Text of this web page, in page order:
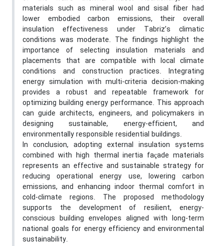
materials such as mineral wool and sisal fiber had
lower embodied carbon emissions, their overall
insulation effectiveness under Tabriz’s climatic
conditions was moderate. The findings highlight the
importance of selecting insulation materials and
placements that are compatible with local climate
conditions and construction practices. Integrating
energy simulation with multi-criteria decision-making
provides a robust and repeatable framework for
optimizing building energy performance. This approach
can guide architects, engineers, and policymakers in
designing sustainable, energy-efficient, and
environmentally responsible residential buildings.
In conclusion, adopting external insulation systems
combined with high thermal inertia façade materials
represents an effective and sustainable strategy for
reducing operational energy use, lowering carbon
emissions, and enhancing indoor thermal comfort in
cold-climate regions. The proposed methodology
supports the development of resilient, energy-
conscious building envelopes aligned with long-term
national goals for energy efficiency and environmental
sustainability.